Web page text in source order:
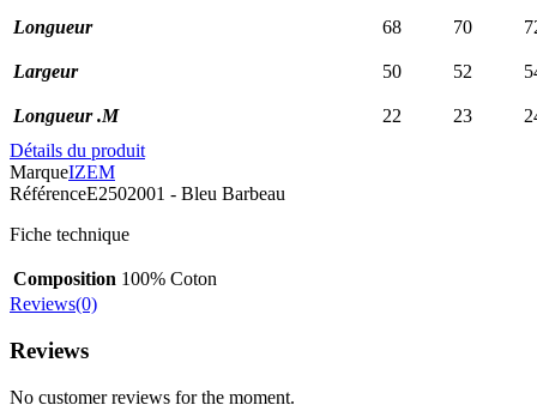
Longueur 68 70
Largeur 50 52
Longueur .M 22 23
Détails du produit
MarqueIZEM
RéférenceE2502001 - Bleu Barbeau
Fiche technique
Composition 100% Coton
Reviews(0)
Reviews
No customer reviews for the moment.